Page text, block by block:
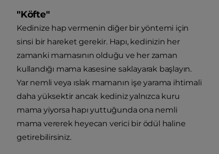
"Köfte"
Kedinize hap vermenin diğer bir yöntemi için
sinsi bir hareket gerekir. Hapı, kedinizin her
zamanki mamasının olduğu ve her zaman
kullandığı mama kasesine saklayarak başlayın.
Yar nemli veya ıslak mamanın işe yarama ihtimali
daha yüksektir ancak kediniz yalnızca kuru
mama yiyorsa hapı yuttuğunda ona nemli
mama vererek heyecan verici bir ödül haline
getirebilirsiniz.